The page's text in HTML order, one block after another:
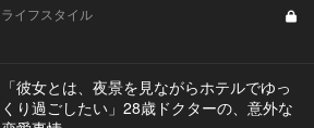
ライフスタイル
「彼女とは、夜景を見ながらホテルでゆっ
くり過ごしたい」28歳ドクターの、意外な